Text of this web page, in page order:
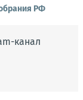
РФ
канал